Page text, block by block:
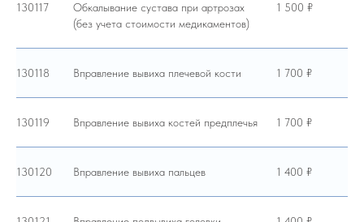
130117
Обкалывание сустава при артрозах
(без учета стоимости медикаментов)
1 500 ₽
130118 Вправление вывиха плечевой кости 1 700 ₽
130119 Вправление вывиха костей предплечья 1 700 ₽
130120 Вправление вывиха пальцев 1 400 ₽